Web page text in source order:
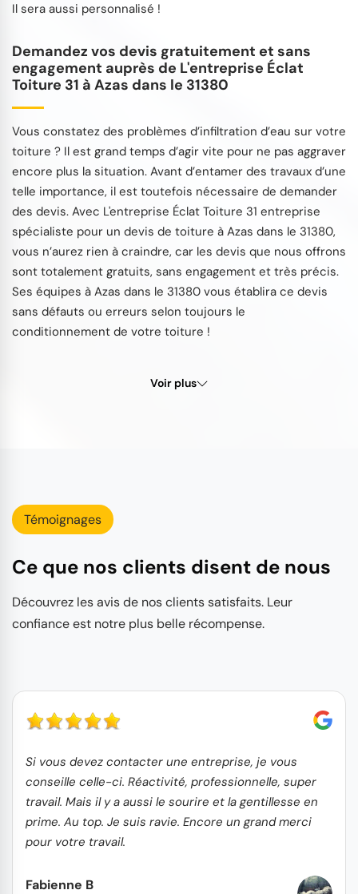
Il sera aussi personnalisé !
Demandez vos devis gratuitement et sans
engagement auprès de L'entreprise Éclat
Toiture 31 à Azas dans le 31380
Vous constatez des problèmes d’infiltration d’eau sur votre
toiture ? Il est grand temps d’agir vite pour ne pas aggraver
encore plus la situation. Avant d’entamer des travaux d’une
telle importance, il est toutefois nécessaire de demander
des devis. Avec L'entreprise Éclat Toiture 31 entreprise
spécialiste pour un devis de toiture à Azas dans le 31380,
vous n’aurez rien à craindre, car les devis que nous offrons
sont totalement gratuits, sans engagement et très précis.
Ses équipes à Azas dans le 31380 vous établira ce devis
sans défauts ou erreurs selon toujours le
conditionnement de votre toiture !
Voir plus
Témoignages
Ce que nos clients disent de nous
Découvrez les avis de nos clients satisfaits. Leur
confiance est notre plus belle récompense.
Si vous devez contacter une entreprise, je vous
conseille celle-ci. Réactivité, professionnelle, super
travail. Mais il y a aussi le sourire et la gentillesse en
prime. Au top. Je suis ravie. Encore un grand merci
pour votre travail.
Fabienne B